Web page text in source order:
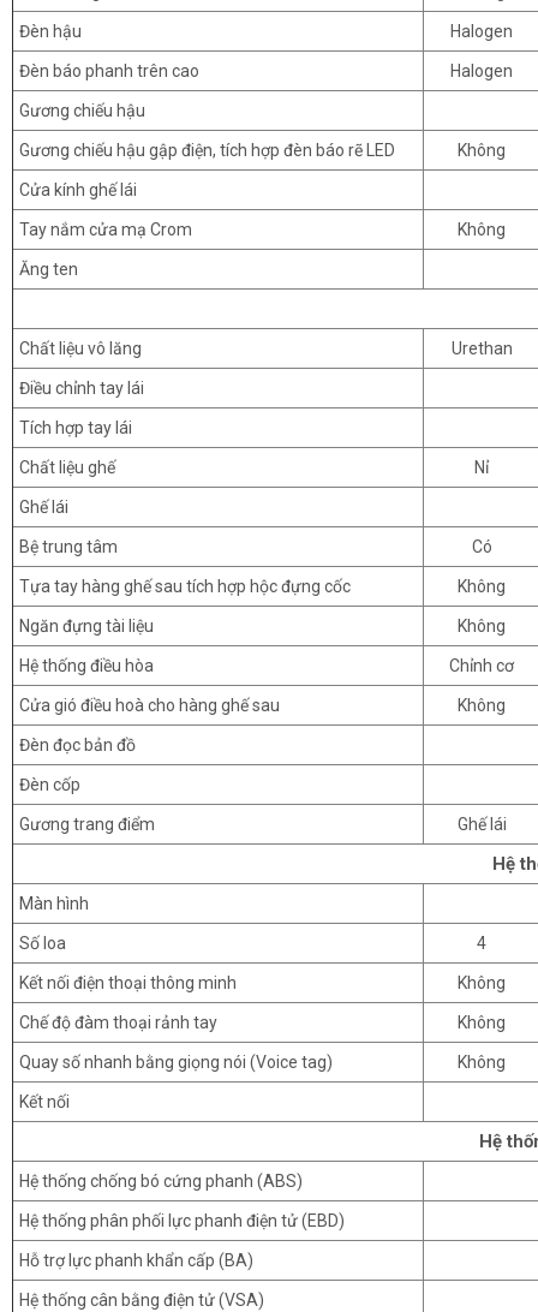
Đèn hậu Halogen
Đèn báo phanh trên cao Halogen
Gương chiếu hậu
Gương chiếu hậu gập điện, tích hợp đèn báo rẽ LED Không
Cửa kính ghế lái
Tay nắm cửa mạ Crom Không
Ăng ten
Chất liệu vô lăng Urethan
Điều chỉnh tay lái
Tích hợp tay lái
Chất liệu ghế Nỉ
Ghế lái
Bệ trung tâm Có
Tựa tay hàng ghế sau tích hợp hộc đựng cốc Không
Ngăn đựng tài liệu Không
Hệ thống điều hòa Chỉnh cơ
Cửa gió điều hoà cho hàng ghế sau Không
Đèn đọc bản đồ
Đèn cốp
Gương trang điểm Ghế lái
Hệ
Màn hình
Số loa 4
Kết nối điện thoại thông minh Không
Chế độ đàm thoại rảnh tay Không
Quay số nhanh bằng giọng nói (Voice tag) Không
Kết nối
Hệ
Hệ thống chống bó cứng phanh (ABS)
Hệ thống phân phối lực phanh điện tử (EBD)
Hỗ trợ lực phanh khẩn cấp (BA)
Hệ thống cân bằng điện tử (VSA)